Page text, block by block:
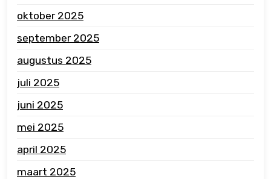
oktober 2025
september 2025
augustus 2025
juli 2025
juni 2025
mei 2025
april 2025
maart 2025